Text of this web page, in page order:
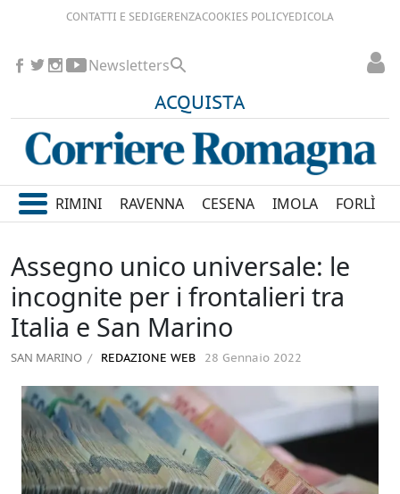
CONTATTI E SEDIGERENZACOOKIES POLICYEDICOLA
ACQUISTA
Newsletters
RIMINI RAVENNA CESENA IMOLA FORLÌ
Assegno unico universale: le
incognite per i frontalieri tra
Italia e San Marino
SAN MARINO REDAZIONE WEB 28 Gennaio 2022